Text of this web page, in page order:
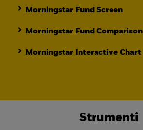
Morningstar Fund Screen
Morningstar Fund Comparison
Morningstar Interactive Chart
Strumenti